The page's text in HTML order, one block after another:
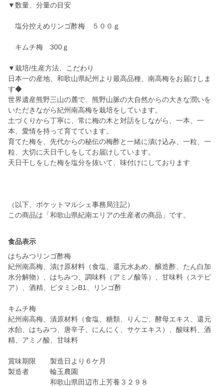
▼数量、分量の目安
塩分控えめリンゴ酢梅 ５００ｇ
キムチ梅 300ｇ
▼栽培/生産方法、こだわり
日本一の産地、和歌山県紀州より最高品種、南高梅をお届けしま
す◆
世界遺産熊野三山の麓で、熊野山脈の大自然からの大きな潤いを
いただきながら紀州南高梅を栽培をしています。
土づくりから丁寧に、常に梅の木と対話をしながら、一本、一
本、愛情を持って育てています。
育てた梅を、先代からの秘伝の梅酢と一緒に漬け込み、一粒、一
粒、大切に天日干しをしてお届けしています。
天日干しをした梅を塩分を抜いて、味付けにしております
（以下、ポケットマルシェ事務局注記）
この商品は「和歌山県紀南エリアの生産者の商品」です。
食品表示
はちみつリンゴ酢梅
紀州南高梅、漬け原材料（食塩、還元水あめ、醸造酢、たん白加
水分解物）、はちみつ、調味料（アミノ酸等）、甘味料（ステビ
ア）、酒精、ビタミンB1、リンゴ酢
キムチ梅
紀州南高梅、漬原材料（食塩、糖類、りんご、酵母エキス、還元
水飴、はちみつ、唐辛子、にんにく、サケエキス）、酸味料、酒
精、アミノ酸、甘味料
賞味期限 製造日より６ケ月
製造者 輪玉農園
和歌山県田辺市上芳養３２９８